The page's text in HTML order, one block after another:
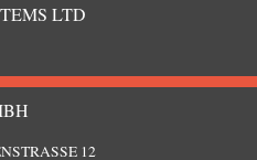
LTD
12